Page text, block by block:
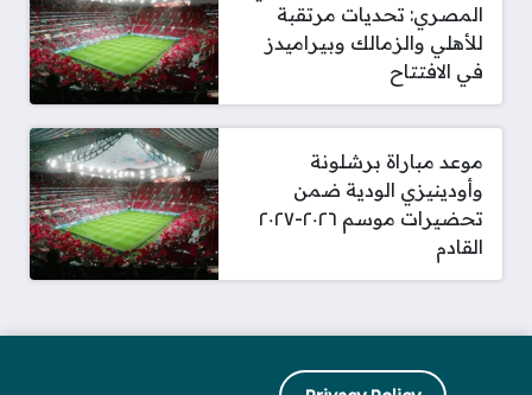
المصري: تحديات مرتقبة
للأهلي والزمالك وبيراميدز
في الافتتاح
موعد مباراة برشلونة
وأودينيزي الودية ضمن
تحضيرات موسم ٢٠٢٦-٢٠٢٧
القادم